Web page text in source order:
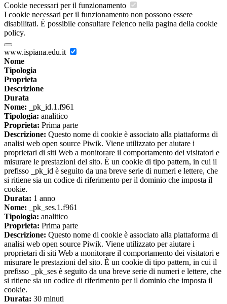
Cookie necessari per il funzionamento
I cookie necessari per il funzionamento non possono essere
disabilitati. È possibile consultare l'elenco nella pagina della cookie
policy.
www.ispiana.edu.it
Nome
Tipologia
Proprieta
Descrizione
Durata
Nome: _pk_id.1.f961
Tipologia: analitico
Proprieta: Prima parte
Descrizione: Questo nome di cookie è associato alla piattaforma di
analisi web open source Piwik. Viene utilizzato per aiutare i
proprietari di siti Web a monitorare il comportamento dei visitatori e
misurare le prestazioni del sito. È un cookie di tipo pattern, in cui il
prefisso _pk_id è seguito da una breve serie di numeri e lettere, che
si ritiene sia un codice di riferimento per il dominio che imposta il
cookie.
Durata: 1 anno
Nome: _pk_ses.1.f961
Tipologia: analitico
Proprieta: Prima parte
Descrizione: Questo nome di cookie è associato alla piattaforma di
analisi web open source Piwik. Viene utilizzato per aiutare i
proprietari di siti Web a monitorare il comportamento dei visitatori e
misurare le prestazioni del sito. È un cookie di tipo pattern, in cui il
prefisso _pk_ses è seguito da una breve serie di numeri e lettere, che
si ritiene sia un codice di riferimento per il dominio che imposta il
cookie.
Durata: 30 minuti